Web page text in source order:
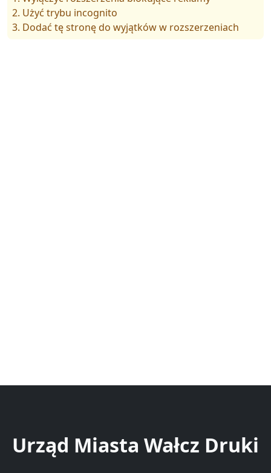
2. Użyć trybu incognito
3. Dodać tę stronę do wyjątków w rozszerzeniach
Urząd Miasta Wałcz Druki